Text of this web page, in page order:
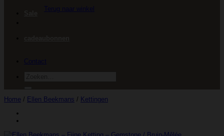
Home / Ellen Beekmans / Kettingen